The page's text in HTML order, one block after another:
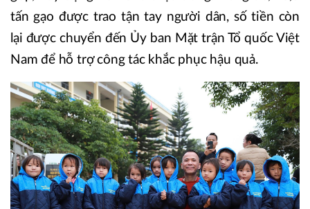
tấn gạo được trao tận tay người dân, số tiền còn
lại được chuyển đến Ủy ban Mặt trận Tổ quốc Việt
Nam để hỗ trợ công tác khắc phục hậu quả.